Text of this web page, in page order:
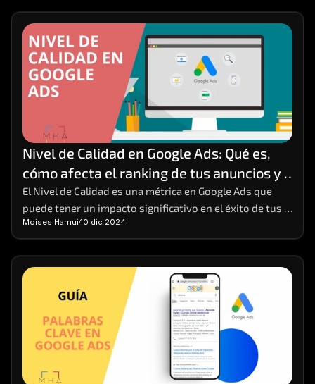
Nivel de Calidad en Google Ads: Qué es,
cómo afecta el ranking de tus anuncios y
cómo mejorarlo
El Nivel de Calidad es una métrica en Google Ads que
puede tener un impacto significativo en el éxito de tus
Moises Hamui 10 dic 2024